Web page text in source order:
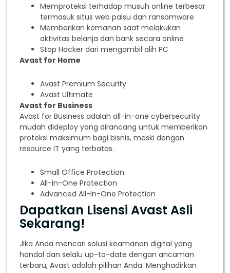
Memproteksi terhadap musuh online terbesar
termasuk situs web palsu dan ransomware
Memberikan kemanan saat melakukan
aktivitas belanja dan bank secara online
Stop Hacker dari mengambil alih PC
Avast for Home
Avast Premium Security
Avast Ultimate
Avast for Business
Avast for Business adalah all-in-one cybersecurity
mudah dideploy yang dirancang untuk memberikan
proteksi maksimum bagi bisnis, meski dengan
resource IT yang terbatas.
Small Office Protection
All-In-One Protection
Advanced All-In-One Protection
Dapatkan Lisensi Avast Asli
Sekarang!
Jika Anda mencari solusi keamanan digital yang
handal dan selalu up-to-date dengan ancaman
terbaru, Avast adalah pilihan Anda. Menghadirkan